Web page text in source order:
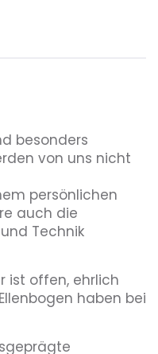
besonders
von uns nicht
persönlichen
auch die
Technik
ist offen, ehrlich
haben bei